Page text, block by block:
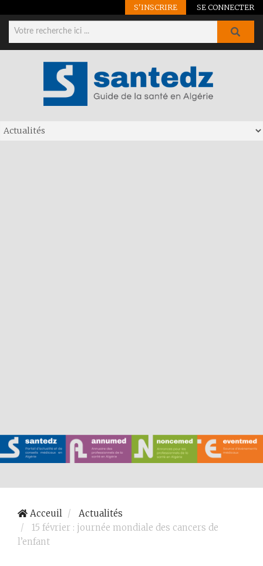
S'INSCRIRE SE CONNECTER
Acceuil
Actualités
15 février : journée mondiale des cancers de
l’enfant